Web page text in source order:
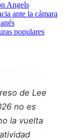
Angels
ante la cámara
populares
de Lee
no es
la vuelta